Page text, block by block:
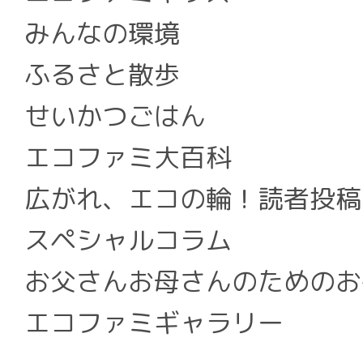
みんなの環境
ふるさと散歩
せいかつごはん
エコファミ大百科
広がれ、エコの輪！読者投
スペシャルコラム
お父さんお母さんのための
エコファミギャラリー